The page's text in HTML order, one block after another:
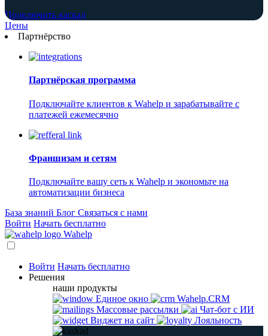
Подключить каскад
Цены
Партнёрство
Партнёрская программа
Подключайте клиентов к Wahelp и зарабатывайте с
платежей ежемесячно
Франшизам и сетям
Подключайте вашу сеть к Wahelp и экономьте на
автоматизации бизнеса
База знаний Блог Связаться с нами
Войти Начать бесплатно
Wahelp
Войти Начать бесплатно
Решения
наши продукты
Единое окно
Wahelp.CRM
Массовые рассылки
Чат-бот с ИИ
Виджет на сайт
Лояльность